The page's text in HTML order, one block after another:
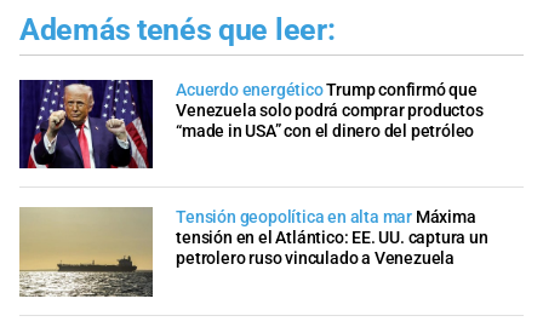
Además tenés que leer:
Acuerdo energéticoTrump confirmó que
Venezuela solo podrá comprar productos
“made in USA” con el dinero del petróleo
Tensión geopolítica en alta mar Máxima
tensión en el Atlántico: EE. UU. captura un
petrolero ruso vinculado a Venezuela